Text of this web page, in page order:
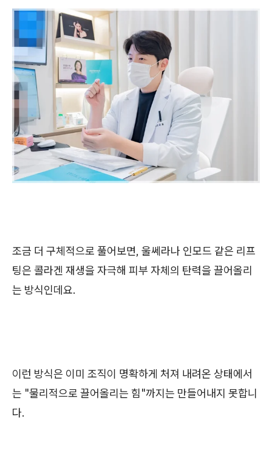
조금 더 구체적으로 풀어보면, 울쎄라나 인모드 같은 리프
팅은 콜라겐 재생을 자극해 피부 자체의 탄력을 끌어올리
는 방식인데요.
이런 방식은 이미 조직이 명확하게 처져 내려온 상태에서
는 "물리적으로 끌어올리는 힘"까지는 만들어내지 못합니
다.